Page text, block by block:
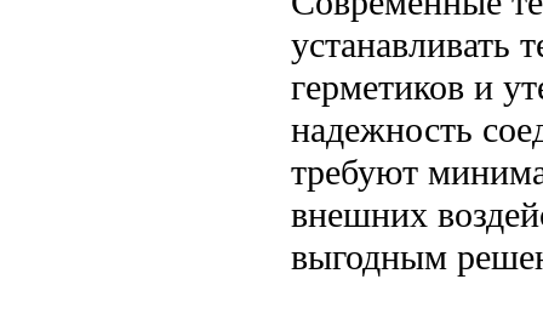
устанавливать
герметиков и
надежность
требуют
внешних
выгодным